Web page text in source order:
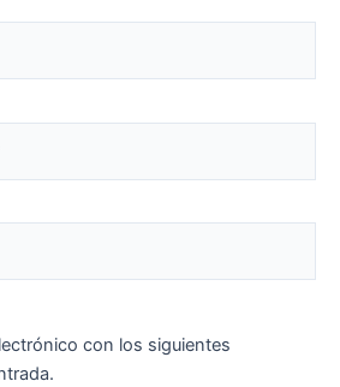
con los siguientes